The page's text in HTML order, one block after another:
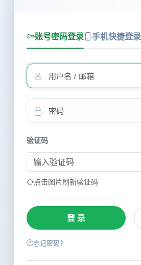
账号密码登录 手机快捷登录
验证码
点击图片刷新验证码
忘记密码？